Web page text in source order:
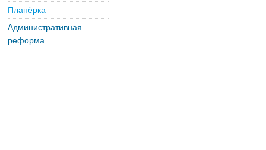
Планёрка
Административная
реформа